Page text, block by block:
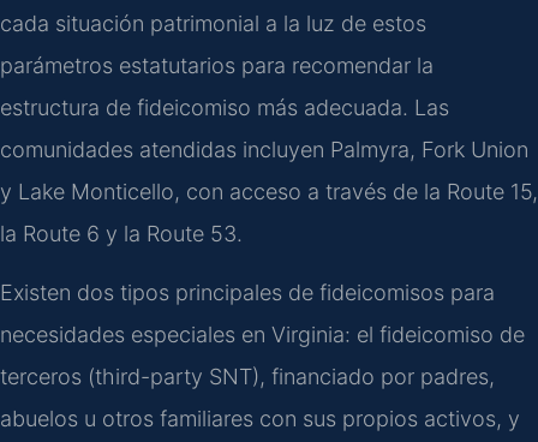
cada situación patrimonial a la luz de estos
parámetros estatutarios para recomendar la
estructura de fideicomiso más adecuada. Las
comunidades atendidas incluyen Palmyra, Fork Union
y Lake Monticello, con acceso a través de la Route 15,
la Route 6 y la Route 53.
Existen dos tipos principales de fideicomisos para
necesidades especiales en Virginia: el fideicomiso de
terceros (third-party SNT), financiado por padres,
abuelos u otros familiares con sus propios activos, y